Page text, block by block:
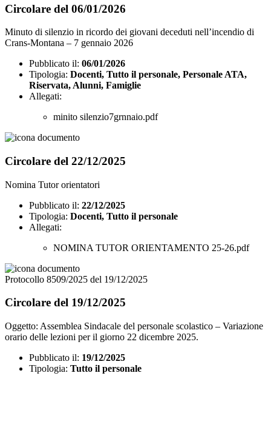
Circolare del 06/01/2026
Minuto di silenzio in ricordo dei giovani deceduti nell’incendio di
Crans-Montana – 7 gennaio 2026
Pubblicato il: 06/01/2026
Tipologia: Docenti, Tutto il personale, Personale ATA,
Riservata, Alunni, Famiglie
Allegati:
minito silenzio7grnnaio.pdf
Circolare del 22/12/2025
Nomina Tutor orientatori
Pubblicato il: 22/12/2025
Tipologia: Docenti, Tutto il personale
Allegati:
NOMINA TUTOR ORIENTAMENTO 25-26.pdf
Protocollo 8509/2025 del 19/12/2025
Circolare del 19/12/2025
Oggetto: Assemblea Sindacale del personale scolastico – Variazione
orario delle lezioni per il giorno 22 dicembre 2025.
Pubblicato il: 19/12/2025
Tipologia: Tutto il personale